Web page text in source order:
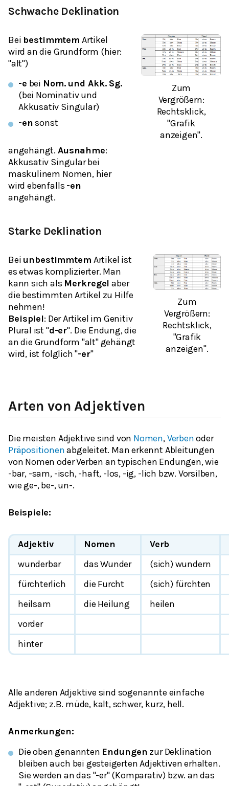
Schwache Deklination
Bei bestimmtem Artikel
wird an die Grundform (hier:
"alt")
-e bei Nom. und Akk. Sg.
(bei Nominativ und
Akkusativ Singular)
-ensonst
angehängt. Ausnahme:
Akkusativ Singular bei
maskulinem Nomen, hier
wird ebenfalls -en
angehängt.
Zum
Vergrößern:
Rechtsklick,
"Grafik
anzeigen".
Starke Deklination
Bei unbestimmtem Artikel ist
es etwas komplizierter. Man
kann sich als Merkregel aber
die bestimmten Artikel zu Hilfe
nehmen!
Beispiel: Der Artikel im Genitiv
Plural ist "d-er". Die Endung, die
an die Grundform "alt" gehängt
wird, ist folglich "-er"
Zum
Vergrößern:
Rechtsklick,
"Grafik
anzeigen".
Arten von Adjektiven
Die meisten Adjektive sind von Nomen,Verbenoder
Präpositionenabgeleitet. Man erkennt Ableitungen
von Nomen oder Verben an typischen Endungen, wie
-bar, -sam, -isch, -haft, -los, -ig, -lich bzw. Vorsilben,
wiege-, be-, un-.
Beispiele:
Adjektiv Nomen
Verb
wunderbar
das Wunder
(sich) wundern
fürchterlich
die Furcht
(sich) fürchten
heilsam
die Heilung
heilen
vorder
hinter
Alle anderen Adjektive sind sogenannte einfache
Adjektive; z.B. müde, kalt, schwer, kurz, hell.
Anmerkungen:
Die oben genannten Endungen zur Deklination
bleiben auch bei gesteigerten Adjektiven erhalten.
Sie werden an das "-er" (Komparativ) bzw. an das